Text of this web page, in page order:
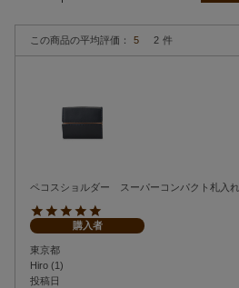
5 2
ペコスショルダー スーパーコンパクト札入れ
購入者
東京都
Hiro
1
投稿日